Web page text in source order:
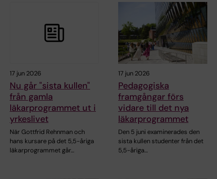
17 jun 2026
Nu går "sista kullen"
från gamla
läkarprogrammet ut i
yrkeslivet
När Gottfrid Rehnman och
hans kursare på det 5,5-åriga
läkarprogrammet går…
17 jun 2026
Pedagogiska
framgångar förs
vidare till det nya
läkarprogrammet
Den 5 juni examinerades den
sista kullen studenter från det
5,5-åriga…